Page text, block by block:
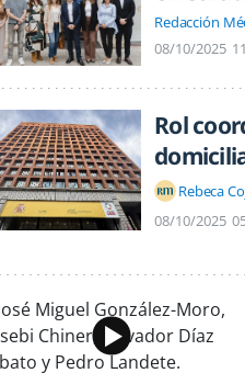
Redacción
08/10/2025
Rol
Rebeca
08/10/2025